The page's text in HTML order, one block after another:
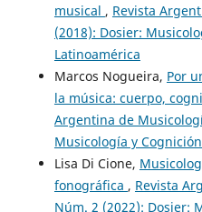
musical , Revista
(2018): Dosier:
Latinoamérica
Marcos Nogueira, Por
la música: cuerpo,
Argentina de
Musicología y
Lisa Di Cione,
fonográfica , Revista
Núm. 2 (2022): Dosier: